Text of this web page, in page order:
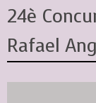
24è
Rafael